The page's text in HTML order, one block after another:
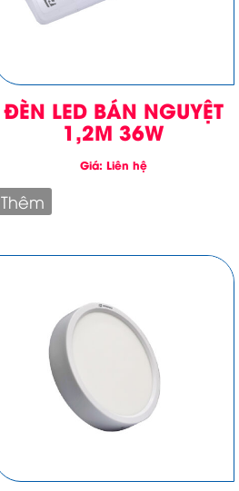
ĐÈN LED BÁN NGUYỆT
1,2M 36W
Giá: Liên hệ
Thêm